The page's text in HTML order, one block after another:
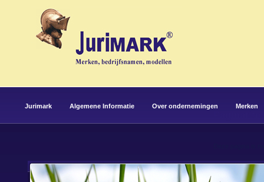
Jurimark Algemene Informatie Over ondernemingen Merken